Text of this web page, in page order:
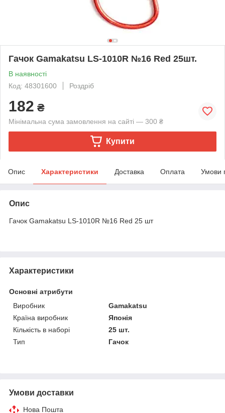
Гачок Gamakatsu LS-1010R №16 Red 25шт.
В наявності
Код: 48301600
Роздріб
182 ₴
Мінімальна сума замовлення на сайті — 300 ₴
Купити
Опис Характеристики Доставка Оплата Умови
Опис
Гачок Gamakatsu LS-1010R №16 Red 25 шт
Характеристики
Основні атрибути
Виробник
Gamakatsu
Країна виробник
Японія
Кількість в наборі
25 шт.
Тип
Гачок
Умови доставки
Нова Пошта